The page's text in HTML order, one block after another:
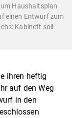
Haushaltsplan
einen Entwurf zum
Kabinett soll
ihren heftig
auf den Weg
in den